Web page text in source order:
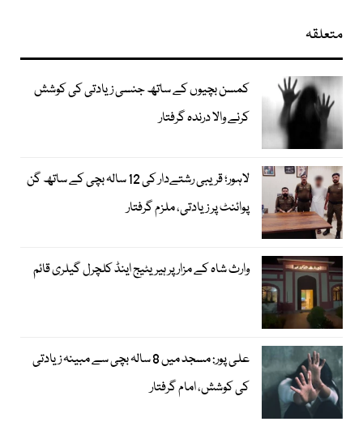
متعلقہ
کمسن بچیوں کے ساتھ جنسی زیادتی کی کوشش
کرنے والا درندہ گرفتار
لاہور؛ قریبی رشتےدار کی 12 سالہ بچی کے ساتھ گن
پوائنٹ پر زیادتی، ملزم گرفتار
وارث شاہ کے مزار پر ہیریٹیج اینڈ کلچرل گیلری قائم
علی پور: مسجد میں 8 سالہ بچی سے مبینہ زیادتی
کی کوشش، امام گرفتار